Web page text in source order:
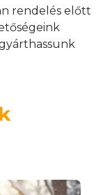
rendelés előtt